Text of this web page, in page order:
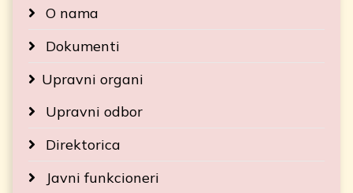
O nama
Dokumenti
Upravni organi
Upravni odbor
Direktorica
Javni funkcioneri